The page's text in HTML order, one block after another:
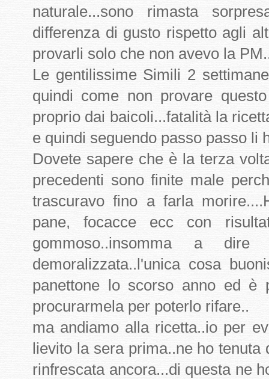
naturale...sono rimasta
differenza di gusto rispetto agli
provarli solo che non avevo la
Le gentilissime Simili 2
quindi come non provare
proprio dai baicoli...fatalità la
e quindi seguendo passo passo li
Dovete sapere che è la terza
precedenti sono finite male
trascuravo fino a farla
pane, focacce ecc con
gommoso..insomma a
demoralizzata..l'unica cosa
panettone lo scorso anno ed è
procurarmela per poterlo rifare..
ma andiamo alla ricetta..io per
lievito la sera prima..ne ho
rinfrescata ancora...di questa ne